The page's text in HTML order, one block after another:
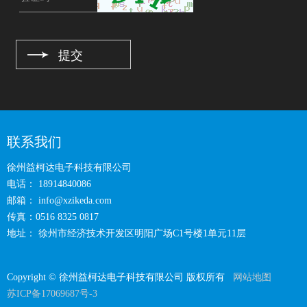
联系我们
徐州益柯达电子科技有限公司
电话： 18914840086
邮箱：
info@xzikeda.com
传真：0516 8325 0817
地址： 徐州市经济技术开发区明阳广场C1号楼1单元11层
Copyright © 徐州益柯达电子科技有限公司 版权所有
网站地图
苏ICP备17069687号-3